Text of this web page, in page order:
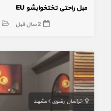
مبل راحتی تختخوابشو EU
2 سال قبل
خراسان رضوی مشهد